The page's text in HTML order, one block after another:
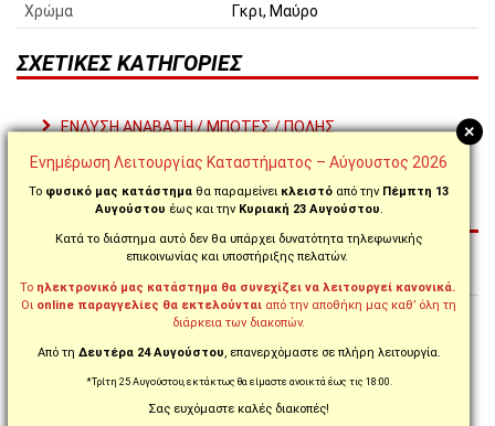
Χρώμα
Γκρι, Μαύρο
ΣΧΕΤΙΚΈΣ ΚΑΤΗΓΟΡΊΕΣ
ΕΝΔΥΣΗ ΑΝΑΒΑΤΗ / ΜΠΟΤΕΣ / ΠΟΛΗΣ
ΕΝΔΥΣΗ ΑΝΑΒΑΤΗ / ΜΠΟΤΕΣ / ΓΥΝΑΙΚΕΙΕΣ
ΑΞΙΟΛΟΓΉΣΕΙΣ (2)
5.0 από 2 αξιολογήσεις!
Γράψτε μια αξιολόγηση για το προϊόν
Το όνομα σας (θα φαίνεται κατά την προβολή της
+
Ενημέρωση Λειτουργίας Καταστήματος – Αύγουστος 2026
Το φυσικό μας κατάστημα θα παραμείνει κλειστό από την Πέμπτη 13
Αυγούστου έως και τηνΚυριακή 23 Αυγούστου.
Κατά το διάστημα αυτό δεν θα υπάρχει δυνατότητα τηλεφωνικής
επικοινωνίας και υποστήριξης πελατών.
Το ηλεκτρονικό μας κατάστημα θα συνεχίζει να λειτουργεί κανονικά.
Οι online παραγγελίες θα εκτελούνται από την αποθήκη μας καθ’ όλη τη
διάρκεια των διακοπών.
Από τη Δευτέρα 24 Αυγούστου, επανερχόμαστε σε πλήρη λειτουργία.
*Τρίτη 25 Αυγούστου, εκτάκτως θα είμαστε ανοικτά έως τις 18:00.
Σας ευχόμαστε καλές διακοπές!